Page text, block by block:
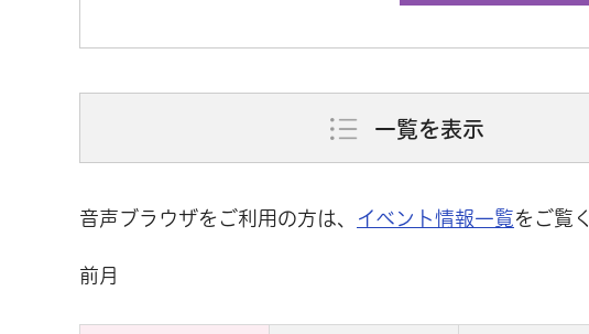
一覧を表示
音声ブラウザをご利用の方は、 イベント情報一覧 をご覧
前月